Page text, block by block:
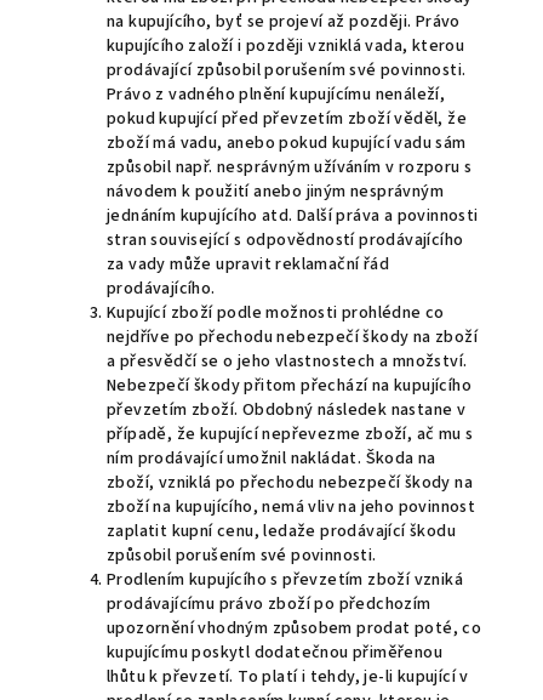
na kupujícího, byť se projeví až později. Právo
kupujícího založí i později vzniklá vada, kterou
prodávající způsobil porušením své povinnosti.
Právo z vadného plnění kupujícímu nenáleží,
pokud kupující před převzetím zboží věděl, že
zboží má vadu, anebo pokud kupující vadu sám
způsobil např. nesprávným užíváním v rozporu s
návodem k použití anebo jiným nesprávným
jednáním kupujícího atd. Další práva a povinnosti
stran související s odpovědností prodávajícího
za vady může upravit reklamační řád
prodávajícího.
Kupující zboží podle možnosti prohlédne co
nejdříve po přechodu nebezpečí škody na zboží
a přesvědčí se o jeho vlastnostech a množství.
Nebezpečí škody přitom přechází na kupujícího
převzetím zboží. Obdobný následek nastane v
případě, že kupující nepřevezme zboží, ač mu s
ním prodávající umožnil nakládat. Škoda na
zboží, vzniklá po přechodu nebezpečí škody na
zboží na kupujícího, nemá vliv na jeho povinnost
zaplatit kupní cenu, ledaže prodávající škodu
způsobil porušením své povinnosti.
Prodlením kupujícího s převzetím zboží vzniká
prodávajícímu právo zboží po předchozím
upozornění vhodným způsobem prodat poté, co
kupujícímu poskytl dodatečnou přiměřenou
lhůtu k převzetí. To platí i tehdy, je-li kupující v